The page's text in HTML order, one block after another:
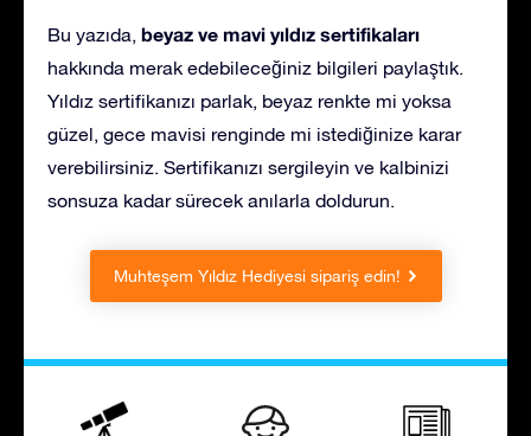
Bu yazıda, beyaz ve mavi yıldız sertifikaları
hakkında merak edebileceğiniz bilgileri paylaştık.
Yıldız sertifikanızı parlak, beyaz renkte mi yoksa
güzel, gece mavisi renginde mi istediğinize karar
verebilirsiniz. Sertifikanızı sergileyin ve kalbinizi
sonsuza kadar sürecek anılarla doldurun.
Muhteşem Yıldız Hediyesi sipariş edin!